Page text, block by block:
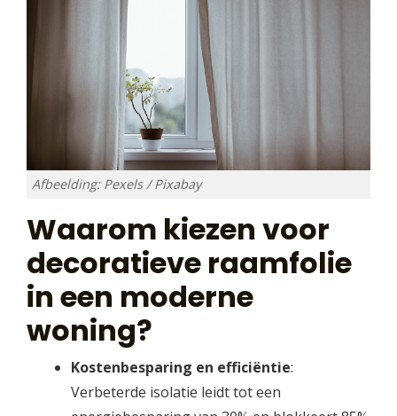
Afbeelding: Pexels / Pixabay
Waarom kiezen voor
decoratieve raamfolie
in een moderne
woning?
Kostenbesparing en efficiëntie:
Verbeterde isolatie leidt tot een